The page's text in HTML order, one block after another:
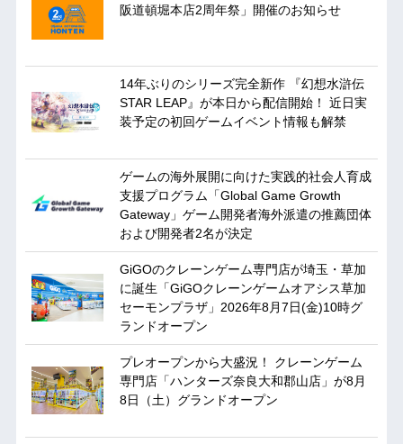
阪道頓堀本店2周年祭」開催のお知らせ
14年ぶりのシリーズ完全新作 『幻想水滸伝
STAR LEAP』が本日から配信開始！ 近日実
装予定の初回ゲームイベント情報も解禁
ゲームの海外展開に向けた実践的社会人育成
支援プログラム「Global Game Growth
Gateway」ゲーム開発者海外派遣の推薦団体
および開発者2名が決定
GiGOのクレーンゲーム専門店が埼玉・草加
に誕生「GiGOクレーンゲームオアシス草加
セーモンプラザ」2026年8月7日(金)10時グ
ランドオープン
プレオープンから大盛況！ クレーンゲーム
専門店「ハンターズ奈良大和郡山店」が8月
8日（土）グランドオープン